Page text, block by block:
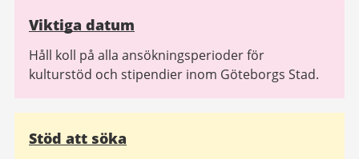
Viktiga datum
Håll koll på alla ansökningsperioder för
kulturstöd och stipendier inom Göteborgs Stad.
Stöd att söka